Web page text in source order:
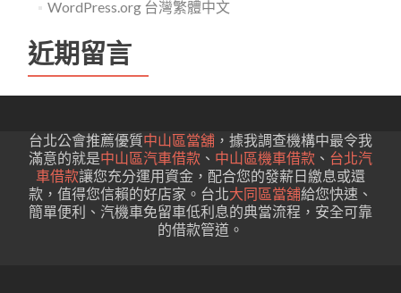
WordPress.org 台灣繁體中文
近期留言
台北公會推薦優質中山區當舖 ，據我調查機構中最令我
滿意的就是中山區汽車借款 、 中山區機車借款 、 台北汽
車借款讓您充分運用資金，配合您的發薪日繳息或還
款，值得您信賴的好店家。台北大同區當舖給您快速、
簡單便利、汽機車免留車低利息的典當流程，安全可靠
的借款管道。